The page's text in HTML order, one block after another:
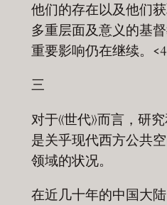
他们的存在以及他们
多重层面及意义的基
重要影响仍在继续。
三
对于《世代》而言，研
是关乎现代西方公共
领域的状况。
在近几十年的中国大